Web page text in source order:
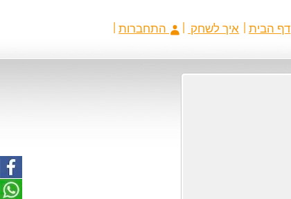
דף הבית איך לשחק התחברות